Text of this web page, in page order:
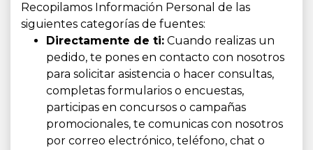
Recopilamos Información Personal de las
siguientes categorías de fuentes:
Directamente de ti: Cuando realizas un
pedido, te pones en contacto con nosotros
para solicitar asistencia o hacer consultas,
completas formularios o encuestas,
participas en concursos o campañas
promocionales, te comunicas con nosotros
por correo electrónico, teléfono, chat o